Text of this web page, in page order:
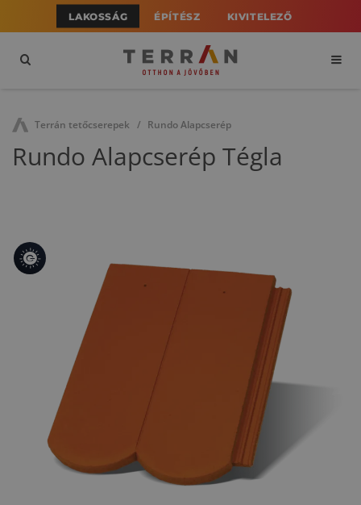
LAKOSSÁG ÉPÍTÉSZ KIVITELEZŐ
Terrán tetőcserepek Rundo Alapcserép
Rundo Alapcserép Tégla